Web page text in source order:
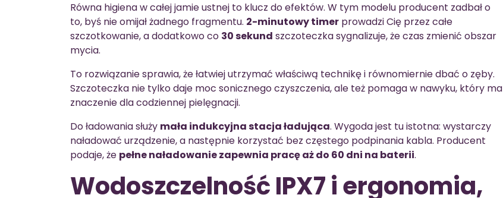
Równa higiena w całej jamie ustnej to klucz do efektów. W tym modelu producent zadbał o
to, byś nie omijał żadnego fragmentu. 2-minutowy timer prowadzi Cię przez całe
szczotkowanie, a dodatkowo co 30 sekund szczoteczka sygnalizuje, że czas zmienić obszar
mycia.
To rozwiązanie sprawia, że łatwiej utrzymać właściwą technikę i równomiernie dbać o zęby.
Szczoteczka nie tylko daje moc sonicznego czyszczenia, ale też pomaga w nawyku, który ma
znaczenie dla codziennej pielęgnacji.
Do ładowania służy mała indukcyjna stacja ładująca. Wygoda jest tu istotna: wystarczy
naładować urządzenie, a następnie korzystać bez częstego podpinania kabla. Producent
podaje, że pełne naładowanie zapewnia pracę aż do 60 dni na baterii.
Wodoszczelność IPX7 i ergonomia,